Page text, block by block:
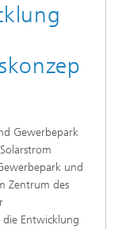
Gewerbepark
und
Zentrum des
Entwicklung